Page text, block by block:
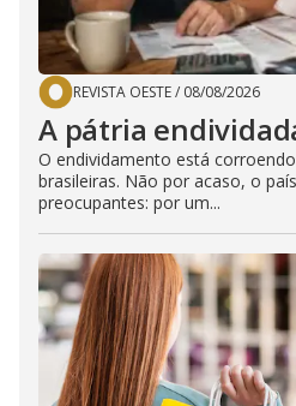
REVISTA OESTE/ 08/08/2026
A pátria
O endividamento está
brasileiras. Não por acaso, o
preocupantes: por um...